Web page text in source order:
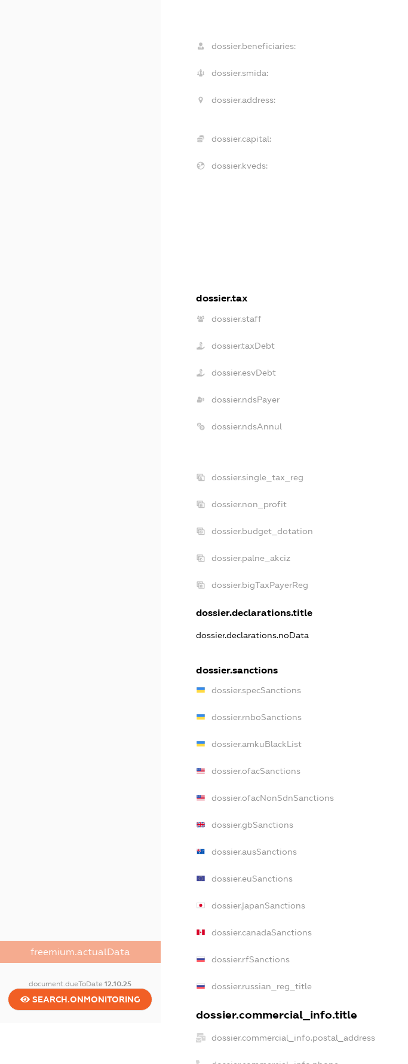
freemium.actualData
document.dueToDate12.10.25
SEARCH.ONMONITORING
dossier.beneficiaries:
dossier.smida:
dossier.address:
dossier.capital:
dossier.kveds:
dossier.tax
dossier.staff
dossier.taxDebt
dossier.esvDebt
dossier.ndsPayer
dossier.ndsAnnul
dossier.single_tax_reg
dossier.non_profit
dossier.budget_dotation
dossier.palne_akciz
dossier.bigTaxPayerReg
dossier.declarations.title
dossier.declarations.noData
dossier.sanctions
dossier.specSanctions
dossier.rnboSanctions
dossier.amkuBlackList
dossier.ofacSanctions
dossier.ofacNonSdnSanctions
dossier.gbSanctions
dossier.ausSanctions
dossier.euSanctions
dossier.japanSanctions
dossier.canadaSanctions
dossier.rfSanctions
dossier.russian_reg_title
dossier.commercial_info.title
dossier.commercial_info.postal_address